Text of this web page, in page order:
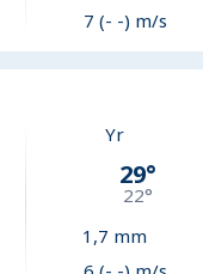
7 (- -) m/s
Yr
29°
22°
1,7 mm